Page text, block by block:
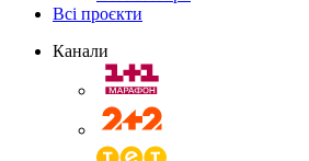
Всі проєкти
Канали